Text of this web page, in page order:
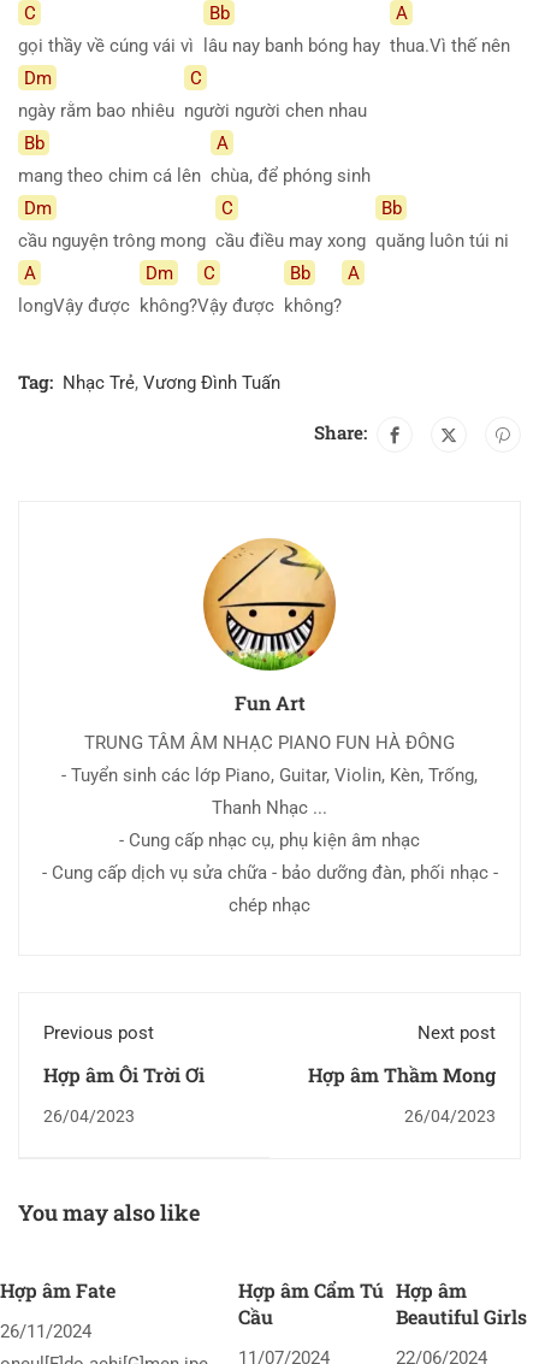
C
gọi thầy về cúng vái vì
Bb
lâu nay banh bóng hay
A
thua.Vì thế nên
Dm
ngày rằm bao nhiêu
C
người người chen nhau
Bb
mang theo chim cá lên
A
chùa, để phóng sinh
Dm
cầu nguyện trông mong
C
cầu điều may xong
Bb
quăng luôn túi ni
A
longVậy được
Dm
không?
C
Vậy được
Bb
không?
A
Tag: Nhạc Trẻ, Vương Đình Tuấn
Share:
Fun Art
TRUNG TÂM ÂM NHẠC PIANO FUN HÀ ĐÔNG
- Tuyển sinh các lớp Piano, Guitar, Violin, Kèn, Trống,
Thanh Nhạc ...
- Cung cấp nhạc cụ, phụ kiện âm nhạc
- Cung cấp dịch vụ sửa chữa - bảo dưỡng đàn, phối nhạc -
chép nhạc
Previous post
Hợp âm Ôi Trời Ơi
26/04/2023
Next post
Hợp âm Thầm Mong
26/04/2023
You may also like
Hợp âm Fate
26/11/2024
Hợp âm Cẩm Tú
Cầu
11/07/2024
Hợp âm
Beautiful Girls
22/06/2024